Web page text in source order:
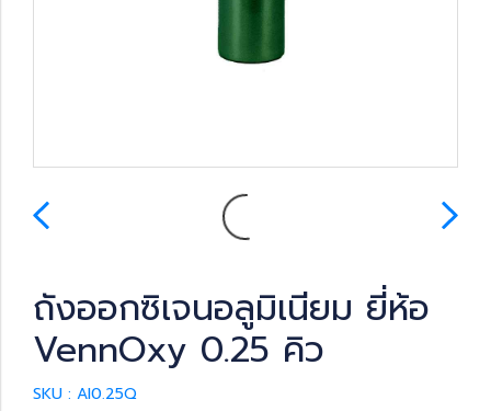
ถังออกซิเจนอลูมิเนียม ยี่ห้อ
VennOxy 0.25 คิว
SKU : Al0.25Q